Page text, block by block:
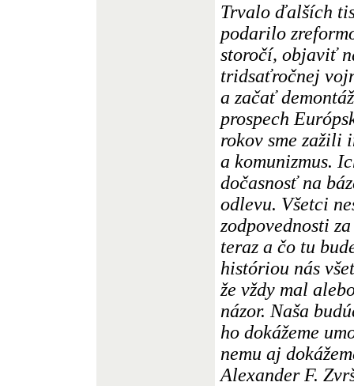
Trvalo ďalších
podarilo
storočí, objaviť
tridsaťročnej
a začať
prospech
rokov sme zažili
a komunizmus.
dočasnosť na
odlevu. Všetci
zodpovednosti
teraz a čo tu
históriou nás
že vždy mal
názor. Naša
ho dokážeme
nemu aj
Alexander F.